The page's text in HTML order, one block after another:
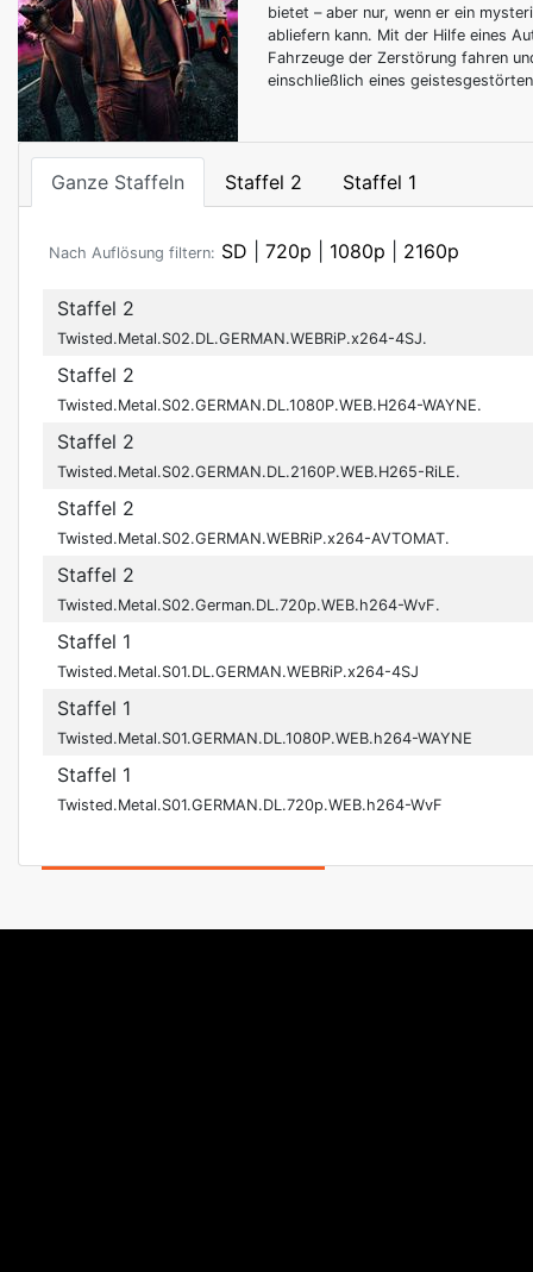
bietet – aber nur, wenn er ein
abliefern kann. Mit der Hilfe eines
Fahrzeuge der Zerstörung fahren
einschließlich eines
Ganze Staffeln Staffel 2 Staffel 1
Nach Auflösung filtern: SD 720p 1080p 2160p
Staffel 2
Twisted.Metal.S02.DL.GERMAN.WEBRiP.x264-4SJ.
Staffel 2
Twisted.Metal.S02.GERMAN.DL.1080P.WEB.H264-WAYNE.
Staffel 2
Twisted.Metal.S02.GERMAN.DL.2160P.WEB.H265-RiLE.
Staffel 2
Twisted.Metal.S02.GERMAN.WEBRiP.x264-AVTOMAT.
Staffel 2
Twisted.Metal.S02.German.DL.720p.WEB.h264-WvF.
Staffel 1
Twisted.Metal.S01.DL.GERMAN.WEBRiP.x264-4SJ
Staffel 1
Twisted.Metal.S01.GERMAN.DL.1080P.WEB.h264-WAYNE
Staffel 1
Twisted.Metal.S01.GERMAN.DL.720p.WEB.h264-WvF